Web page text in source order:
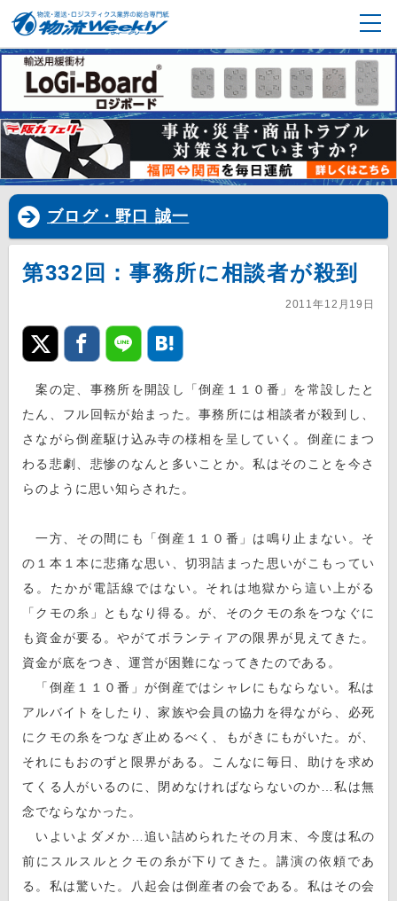
ブログ・野口 誠一
第332回：事務所に相談者が殺到
2011年12月19日
案の定、事務所を開設し「倒産１１０番」を常設したと
たん、フル回転が始まった。事務所には相談者が殺到し、
さながら倒産駆け込み寺の様相を呈していく。倒産にまつ
わる悲劇、悲惨のなんと多いことか。私はそのことを今さ
らのように思い知らされた。
一方、その間にも「倒産１１０番」は鳴り止まない。そ
の１本１本に悲痛な思い、切羽詰まった思いがこもってい
る。たかが電話線ではない。それは地獄から這い上がる
「クモの糸」ともなり得る。が、そのクモの糸をつなぐに
も資金が要る。やがてボランティアの限界が見えてきた。
資金が底をつき、運営が困難になってきたのである。
「倒産１１０番」が倒産ではシャレにもならない。私は
アルバイトをしたり、家族や会員の協力を得ながら、必死
にクモの糸をつなぎ止めるべく、もがきにもがいた。が、
それにもおのずと限界がある。こんなに毎日、助けを求め
てくる人がいるのに、閉めなければならないのか…私は無
念でならなかった。
いよいよダメか…追い詰められたその月末、今度は私の
前にスルスルとクモの糸が下りてきた。講演の依頼であ
る。私は驚いた。八起会は倒産者の会である。私はその会